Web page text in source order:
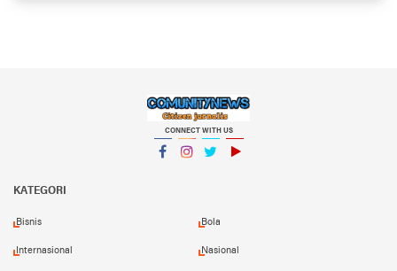
CONNECT WITH US
KATEGORI
Bisnis Bola
Internasional Nasional